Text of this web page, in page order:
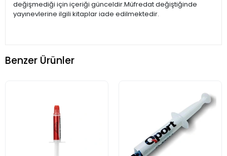
değişmediği için içeriği günceldir.Müfredat değiştiğinde
yayınevlerine ilgili kitaplar iade edilmektedir.
Benzer Ürünler